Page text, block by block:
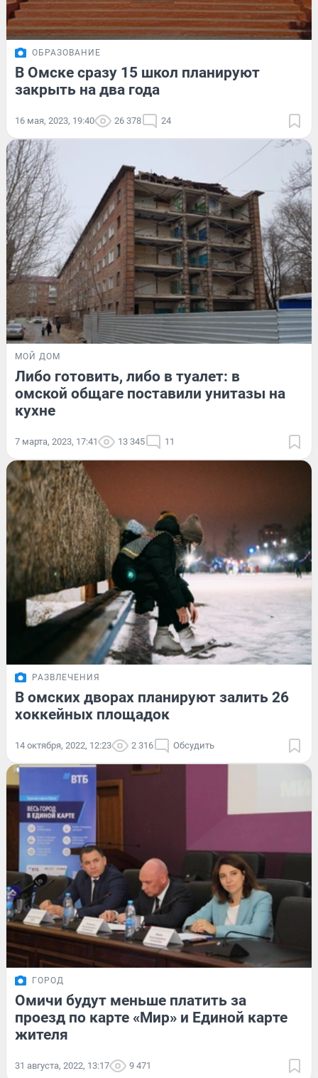
ОБРАЗОВАНИЕ
В Омске сразу 15 школ планируют
закрыть на два года
16 мая, 2023, 19:40 26 378 24
МОЙ ДОМ
Либо готовить, либо в туалет: в
омской общаге поставили унитазы на
кухне
7 марта, 2023, 17:41 13 345 11
РАЗВЛЕЧЕНИЯ
В омских дворах планируют залить 26
хоккейных площадок
14 октября, 2022, 12:23 2 316 Обсудить
ГОРОД
Омичи будут меньше платить за
проезд по карте «Мир» и Единой карте
жителя
31 августа, 2022, 13:17 9 471